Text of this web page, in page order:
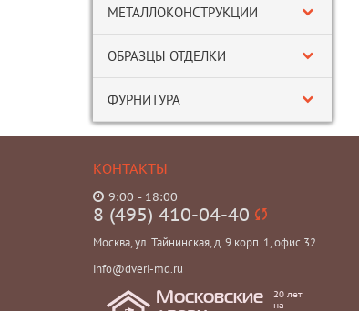
МЕТАЛЛОКОНСТРУКЦИИ
ОБРАЗЦЫ ОТДЕЛКИ
ФУРНИТУРА
КОНТАКТЫ
9:00 - 18:00
8 (495) 410-04-40
Москва, ул. Тайнинская, д. 9 корп. 1, офис 32.
info@dveri-md.ru
Московские
20 лет
на